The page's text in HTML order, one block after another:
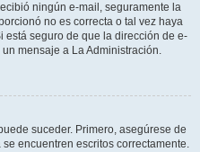
ningún e-mail, seguramente la
no es correcta o tal vez haya
está seguro de que la dirección de e-
mensaje a La Administración.
suceder. Primero, asegúrese de
encuentren escritos correctamente.